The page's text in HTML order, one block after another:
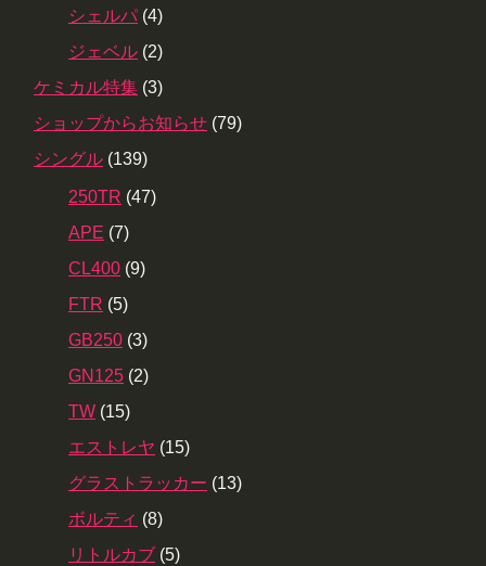
シェルパ (4)
ジェベル (2)
ケミカル特集 (3)
ショップからお知らせ (79)
シングル (139)
250TR (47)
APE (7)
CL400 (9)
FTR (5)
GB250 (3)
GN125 (2)
TW (15)
エストレヤ (15)
グラストラッカー (13)
ボルティ (8)
リトルカブ (5)